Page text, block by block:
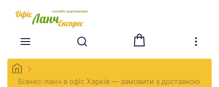
Бізнес-ланч в офіс Харків — замовити з доставкою